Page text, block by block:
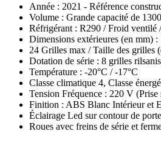
Année : 2021 - Référence
Volume : Grande capacité de
Réfrigérant : R290 / Froid ventilé
Dimensions extérieures (en mm)
24 Grilles max / Taille des grilles
Dotation de série : 8 grilles
Température : -20°C / -17°C
Classe climatique 4, Classe
Tension Fréquence : 220 V
Finition : ABS Blanc Intérieur et
Éclairage Led sur contour de
Roues avec freins de série et